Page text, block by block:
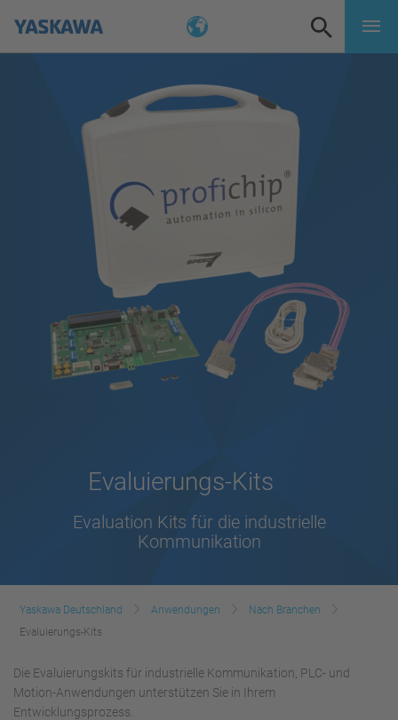
Evaluierungs-Kits
Evaluation Kits für die industrielle
Kommunikation
Yaskawa Deutschland Anwendungen
Nach Branchen
Evaluierungs-Kits
Die Evaluierungskits für industrielle Kommunikation, PLC- und
Motion-Anwendungen unterstützen Sie in Ihrem
Entwicklungsprozess.